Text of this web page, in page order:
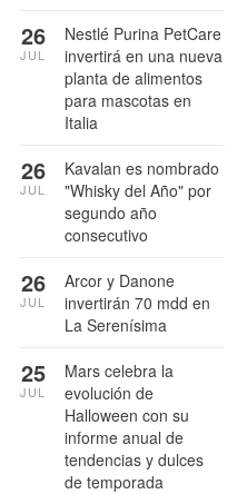
Nestlé Purina PetCare
invertirá en una nueva
planta de alimentos
para mascotas en
Italia
26
JUL
Kavalan es nombrado
"Whisky del Año" por
segundo año
consecutivo
26
JUL
Arcor y Danone
invertirán 70 mdd en
La Serenísima
26
JUL
Mars celebra la
evolución de
Halloween con su
informe anual de
tendencias y dulces
de temporada
25
JUL